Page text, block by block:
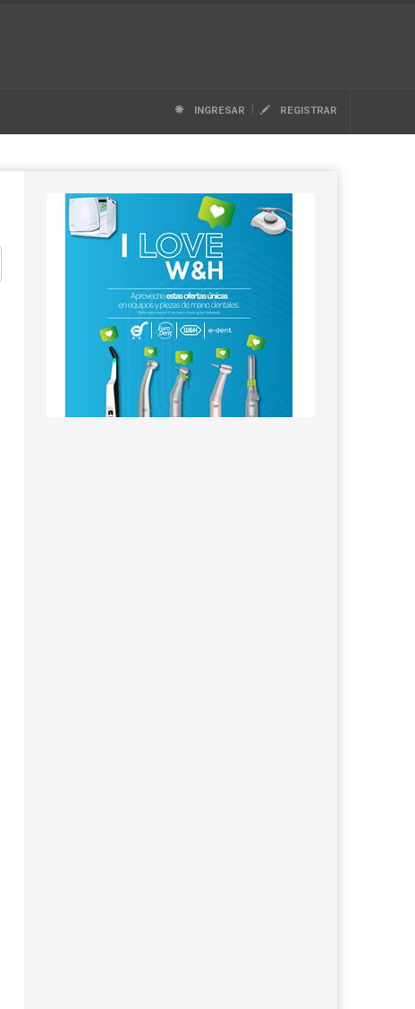
INGRESAR REGISTRAR